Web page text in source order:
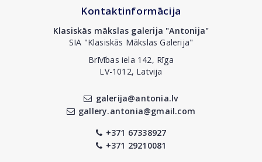
Kontaktinformācija
Klasiskās mākslas galerija "Antonija"
SIA "Klasiskās Mākslas Galerija"
Brīvības iela 142, Rīga
LV-1012, Latvija
galerija@antonia.lv
gallery.antonia@gmail.com
+371 67338927
+371 29210081